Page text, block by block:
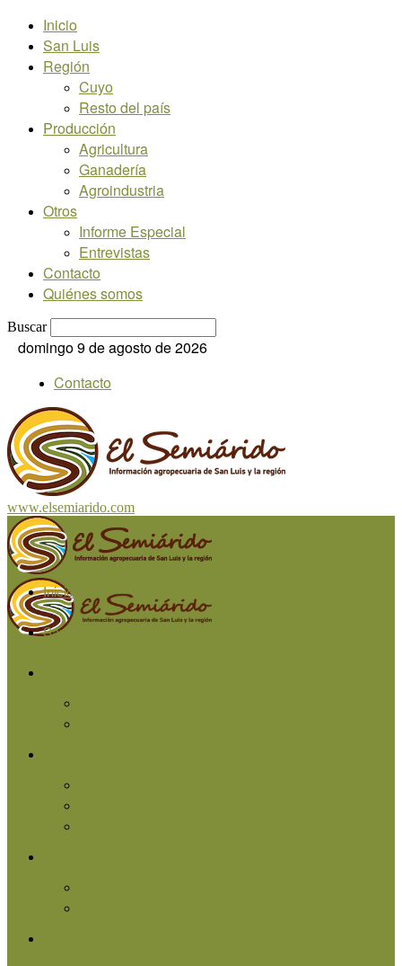
Inicio
San Luis
Región
Cuyo
Resto del país
Producción
Agricultura
Ganadería
Agroindustria
Otros
Informe Especial
Entrevistas
Contacto
Quiénes somos
Buscar
domingo 9 de agosto de 2026
Contacto
www.elsemiarido.com
Inicio
San Luis